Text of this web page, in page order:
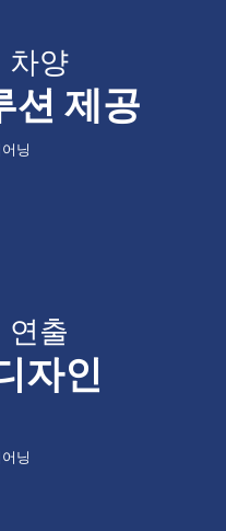
차양
션 제공
닝
연출
자인
닝